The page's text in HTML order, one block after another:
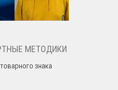
МЕТОДИКИ
знака